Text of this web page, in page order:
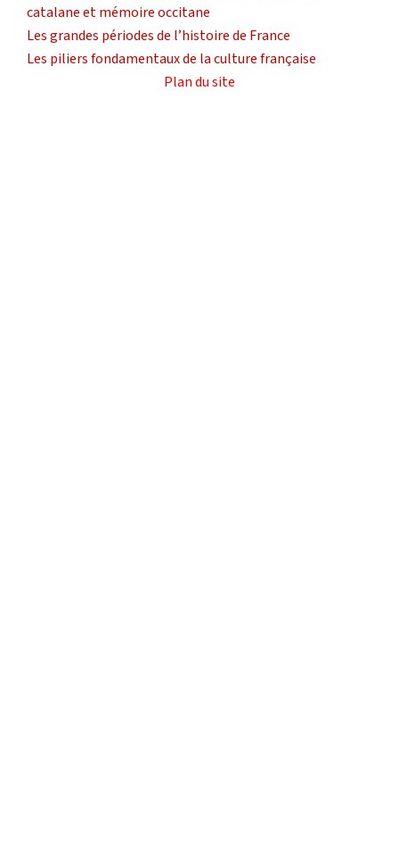
catalane et mémoire occitane
Les grandes périodes de l’histoire de France
Les piliers fondamentaux de la culture française
Plan du site